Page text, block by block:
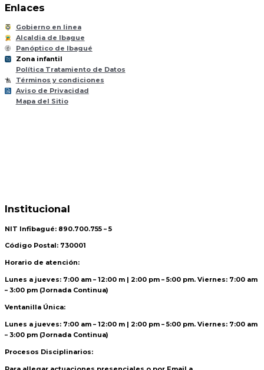
Enlaces
Gobierno en linea
Alcaldia de Ibague
Panóptico de Ibagué
til
Zona infantil
Política Tratamiento de Datos
Términos y condiciones
Aviso de Privacidad
Mapa del Sitio
Institucional
NIT Infibagué: 890.700.755 – 5
Código Postal: 730001
Horario de atención:
Lunes a jueves: 7:00 am – 12:00 m | 2:00 pm – 5:00 pm. Viernes: 7:00 am
– 3:00 pm (Jornada Continua)
Ventanilla Única:
Lunes a jueves: 7:00 am – 12:00 m | 2:00 pm – 5:00 pm. Viernes: 7:00 am
– 3:00 pm (Jornada Continua)
Procesos Disciplinarios: